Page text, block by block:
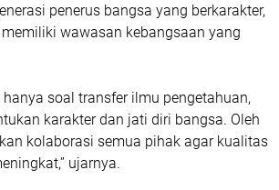
penerus bangsa yang berkarakter,
wawasan kebangsaan yang
soal transfer ilmu pengetahuan,
karakter dan jati diri bangsa. Oleh
kolaborasi semua pihak agar kualitas
ujarnya.